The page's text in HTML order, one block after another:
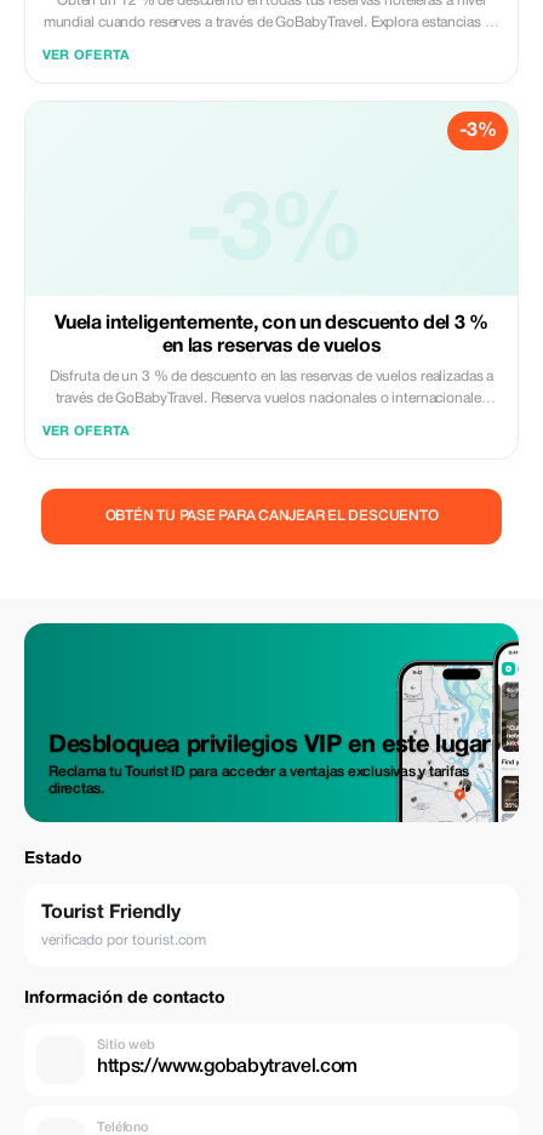
mundial cuando reserves a través de GoBabyTravel. Explora estancias en
VER OFERTA
-3%
Vuela inteligentemente, con un descuento del 3 %
en las reservas de vuelos
Disfruta de un 3 % de descuento en las reservas de vuelos realizadas a
través de GoBabyTravel. Reserva vuelos nacionales o internacionales
VER OFERTA
OBTÉN TU PASE PARA CANJEAR EL DESCUENTO
Desbloquea privilegios VIP en este lugar
Reclama tu Tourist ID para acceder a ventajas exclusivas y tarifas
directas.
Estado
Tourist Friendly
verificado por tourist.com
Información de contacto
Sitio web
https://www.gobabytravel.com
Teléfono